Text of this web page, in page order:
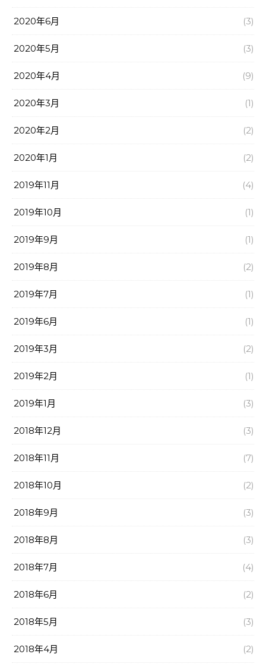
2020年6月 (3)
2020年5月 (3)
2020年4月 (9)
2020年3月 (1)
2020年2月 (2)
2020年1月 (2)
2019年11月 (4)
2019年10月 (1)
2019年9月 (1)
2019年8月 (2)
2019年7月 (1)
2019年6月 (1)
2019年3月 (2)
2019年2月 (1)
2019年1月 (3)
2018年12月 (3)
2018年11月 (7)
2018年10月 (2)
2018年9月 (3)
2018年8月 (3)
2018年7月 (4)
2018年6月 (2)
2018年5月 (3)
2018年4月 (2)